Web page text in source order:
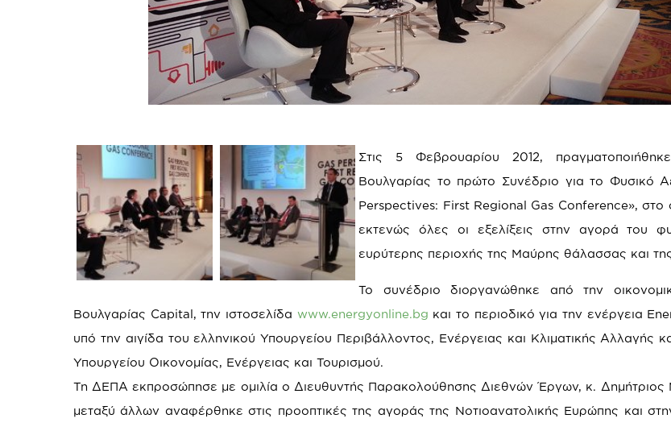
Στις 5 Φεβρουαρίου 2012,
Βουλγαρίας το πρώτο Συνέδριο για το Φυσικό
Perspectives: First Regional Gas Conference», στο
εκτενώς όλες οι εξελίξεις στην αγορά του
ευρύτερης περιοχής της Μαύρης θάλασσας και
Το συνέδριο διοργανώθηκε από την
Βουλγαρίας Capital, την ιστοσελίδα www.energyonline.bg και το περιοδικό για την ενέργεια
υπό την αιγίδα του ελληνικού Υπουργείου Περιβάλλοντος, Ενέργειας και Κλιματικής Αλλαγής
Υπουργείου Οικονομίας, Ενέργειας και Τουρισμού.
Τη ΔΕΠΑ εκπροσώπησε με ομιλία ο Διευθυντής Παρακολούθησης Διεθνών Έργων, κ. Δημήτριος
μεταξύ άλλων αναφέρθηκε στις προοπτικές της αγοράς της Νοτιοανατολικής Ευρώπης και